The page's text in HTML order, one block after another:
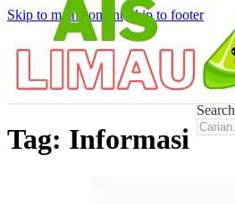
Skip to main content Skip to footer
Search
Tag: Informasi